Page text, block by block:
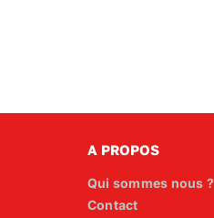
A PROPOS
Qui sommes nous ?
Contact